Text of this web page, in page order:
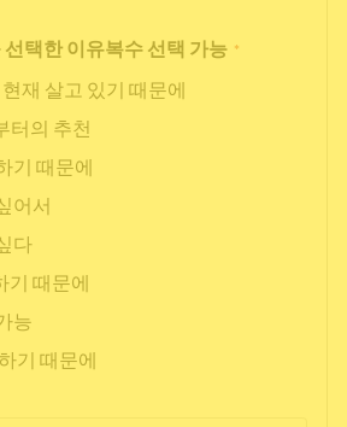
택한 이유복수 선택 가능 *
재 살고 있기 때문에
터의 추천
기 때문에
어서
다
기 때문에
능
기 때문에